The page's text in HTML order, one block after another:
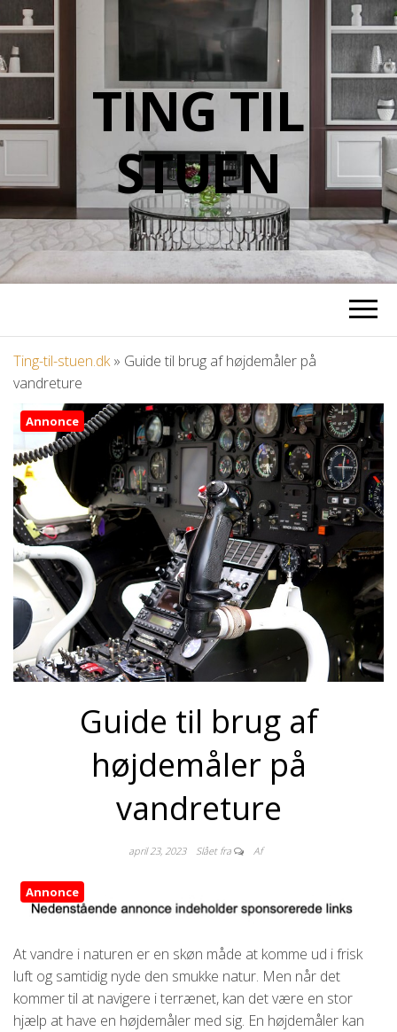
TING TIL
STUEN
Ting-til-stuen.dk» Guide til brug af højdemåler på
vandreture
Annonce
Guide til brug af
højdemåler på
vandreture
april 23, 2023 Slået fra Af
Annonce
At vandre i naturen er en skøn måde at komme ud i frisk
luft og samtidig nyde den smukke natur. Men når det
kommer til at navigere i terrænet, kan det være en stor
hjælp at have en højdemåler med sig. En højdemåler kan